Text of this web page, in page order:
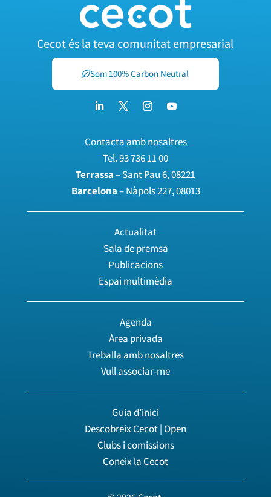
Cecot és la teva comunitat empresarial
Som 100% Carbon Neutral
Contacta amb nosaltres
Tel.93 736 11 00
Terrassa– Sant Pau 6, 08221
Barcelona– Nàpols 227, 08013
Actualitat
Sala de premsa
Publicacions
Espai multimèdia
Agenda
Àrea privada
Treballa amb nosaltres
Vull associar-me
Guia d’inici
Descobreix Cecot | Open
Clubs i comissions
Coneix la Cecot